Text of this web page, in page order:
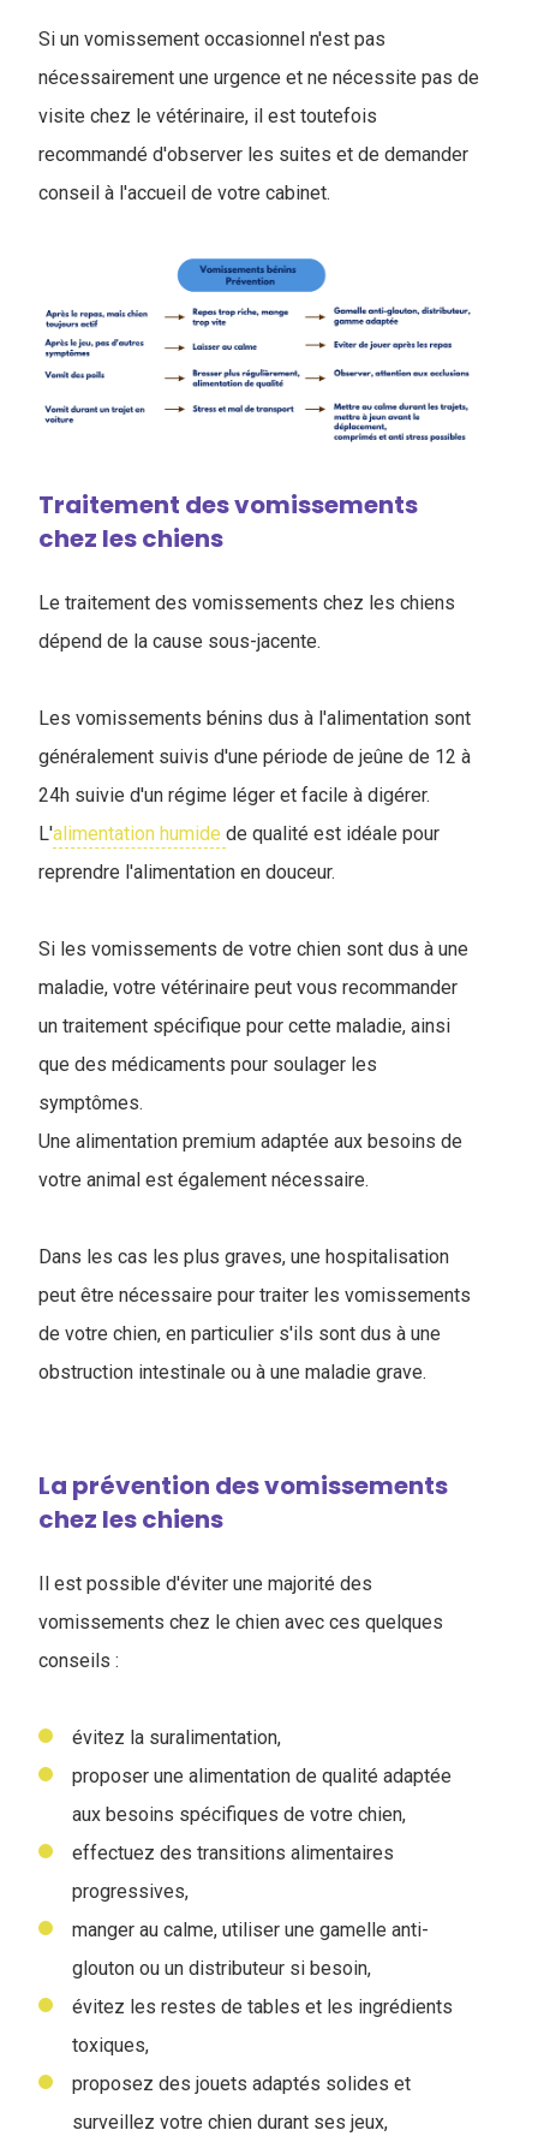
Si un vomissement occasionnel n'est pas
nécessairement une urgence et ne nécessite pas de
visite chez le vétérinaire, il est toutefois
recommandé d'observer les suites et de demander
conseil à l'accueil de votre cabinet.
Traitement des vomissements
chez les chiens
Le traitement des vomissements chez les chiens
dépend de la cause sous-jacente.
Les vomissements bénins dus à l'alimentation sont
généralement suivis d'une période de jeûne de 12 à
24h suivie d'un régime léger et facile à digérer.
L'alimentation humide de qualité est idéale pour
reprendre l'alimentation en douceur.
Si les vomissements de votre chien sont dus à une
maladie, votre vétérinaire peut vous recommander
un traitement spécifique pour cette maladie, ainsi
que des médicaments pour soulager les
symptômes.
Une alimentation premium adaptée aux besoins de
votre animal est également nécessaire.
Dans les cas les plus graves, une hospitalisation
peut être nécessaire pour traiter les vomissements
de votre chien, en particulier s'ils sont dus à une
obstruction intestinale ou à une maladie grave.
La prévention des vomissements
chez les chiens
Il est possible d'éviter une majorité des
vomissements chez le chien avec ces quelques
conseils :
évitez la suralimentation,
proposer une alimentation de qualité adaptée
aux besoins spécifiques de votre chien,
effectuez des transitions alimentaires
progressives,
manger au calme, utiliser une gamelle anti-
glouton ou un distributeur si besoin,
évitez les restes de tables et les ingrédients
toxiques,
proposez des jouets adaptés solides et
surveillez votre chien durant ses jeux,